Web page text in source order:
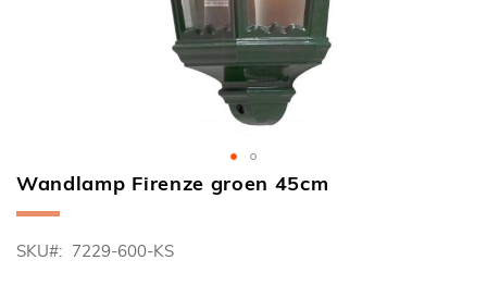
Ga
naar
begin
Wandlamp Firenze groen 45cm
SKU 7229-600-KS